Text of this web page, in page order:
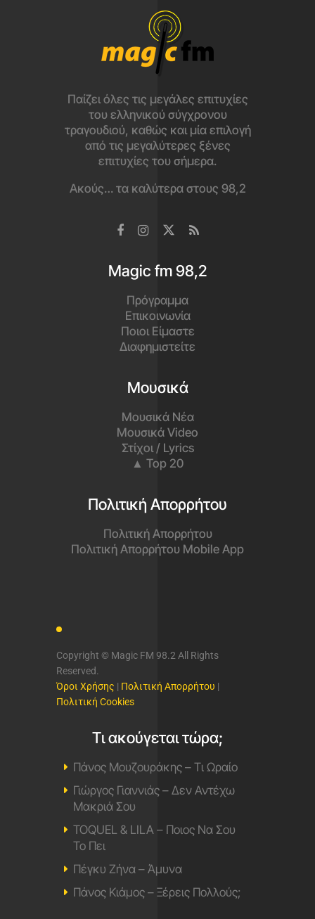
Παίζει όλες τις μεγάλες επιτυχίες
του ελληνικού σύγχρονου
τραγουδιού, καθώς και μία επιλογή
από τις μεγαλύτερες ξένες
επιτυχίες του σήμερα.
Ακούς… τα καλύτερα στους 98,2
Magic fm 98,2
Πρόγραμμα
Επικοινωνία
Ποιοι Είμαστε
Διαφημιστείτε
Μουσικά
Μουσικά Νέα
Μουσικά Video
Στίχοι / Lyrics
▲ Top 20
Πολιτική Απορρήτου
Πολιτική Απορρήτου
Πολιτική Απορρήτου Mobile App
Copyright © Magic FM 98.2 All Rights
Reserved.
Όροι Χρήσης | Πολιτική Απορρήτου |
Πολιτική Cookies
Τι ακούγεται τώρα;
Πάνος Μουζουράκης – Τι Ωραίο
Γιώργος Γιαννιάς – Δεν Αντέχω
Μακριά Σου
TOQUEL & LILA – Ποιος Να Σου
Το Πει
Πέγκυ Ζήνα – Άμυνα
Πάνος Κιάμος – Ξέρεις Πολλούς;